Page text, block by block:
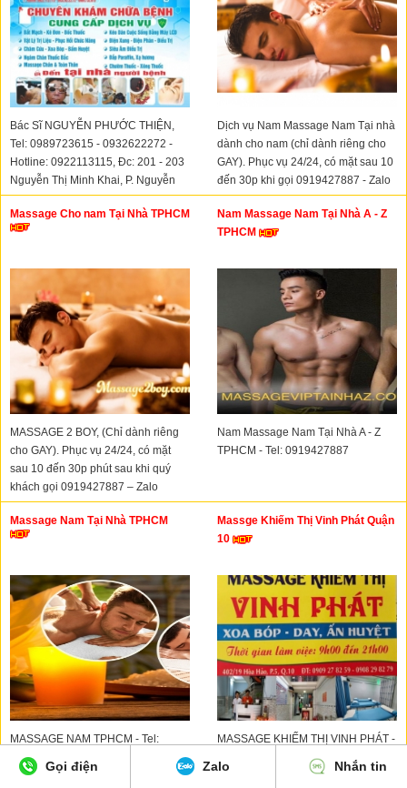
Bác Sĩ NGUYỄN PHƯỚC THIỆN,
Tel: 0989723615 - 0932622272 -
Hotline: 0922113115, Ðc: 201 - 203
Nguyễn Thị Minh Khai, P. Nguyễn
Cư Trinh, Quận 1, TPHCM.
Dịch vụ Nam Massage Nam Tại nhà
dành cho nam (chỉ dành riêng cho
GAY). Phục vụ 24/24, có mặt sau 10
đến 30p khi gọi 0919427887 - Zalo
0899898606
Massage Cho nam Tại Nhà TPHCM
MASSAGE 2 BOY, (Chỉ dành riêng
cho GAY). Phục vụ 24/24, có mặt
sau 10 đến 30p phút sau khi quý
khách gọi 0919427887 – Zalo
0899.898.606
Nam Massage Nam Tại Nhà A - Z
TPHCM
Nam Massage Nam Tại Nhà A - Z
TPHCM - Tel: 0919427887
Massage Nam Tại Nhà TPHCM
MASSAGE NAM TPHCM - Tel:
0919427887 - Đc: Hoạt động tại nội
thành Tp. HCM
Massge Khiếm Thị Vinh Phát Quận
10
MASSAGE KHIẾM THỊ VINH PHÁT -
Đ/c: 402/19 Hòa Hảo, P.8, Quận 10 -
Tel: 0908298279 - 0909278259
Gọi điện Zalo Nhắn tin